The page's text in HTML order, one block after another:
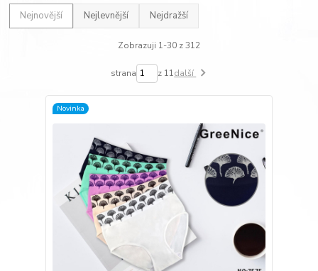
Nejnovější Nejlevnější Nejdražší
Zobrazuji 1-30 z 312
strana z 11další
Novinka